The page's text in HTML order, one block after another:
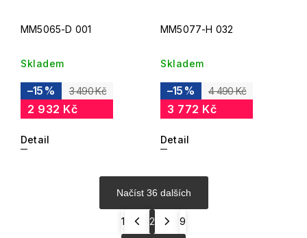
MM5065-D 001
Skladem
3 490 Kč
–15 %
2 932 Kč
Detail
MM5077-H 032
Skladem
4 490 Kč
–15 %
3 772 Kč
Detail
Načíst 36 dalších
1 2 9